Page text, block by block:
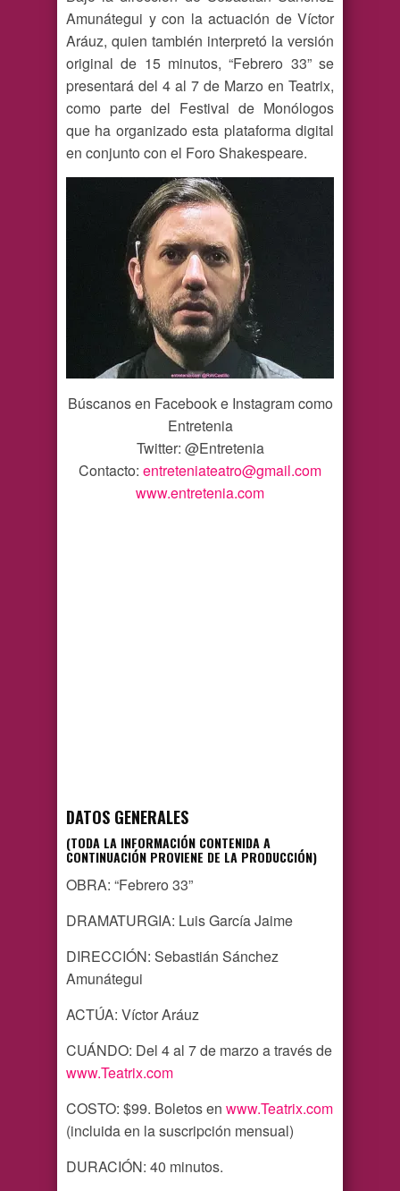
Amunátegui y con la actuación de Víctor
Aráuz, quien también interpretó la versión
original de 15 minutos, “Febrero 33” se
presentará del 4 al 7 de Marzo en Teatrix,
como parte del Festival de Monólogos
que ha organizado esta plataforma digital
en conjunto con el Foro Shakespeare.
Búscanos en Facebook e Instagram como
Entretenia
Twitter: @Entretenia
Contacto: entreteniateatro@gmail.com
www.entretenia.com
DATOS GENERALES
(TODA LA INFORMACIÓN CONTENIDA A
CONTINUACIÓN PROVIENE DE LA PRODUCCIÓN)
OBRA: “Febrero 33”
DRAMATURGIA: Luis García Jaime
DIRECCIÓN: Sebastián Sánchez
Amunátegui
ACTÚA: Víctor Aráuz
CUÁNDO: Del 4 al 7 de marzo a través de
www.Teatrix.com
COSTO: $99. Boletos en www.Teatrix.com
(incluida en la suscripción mensual)
DURACIÓN: 40 minutos.